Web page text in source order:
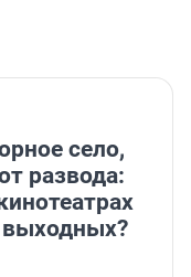
село,
развода:
выходных?